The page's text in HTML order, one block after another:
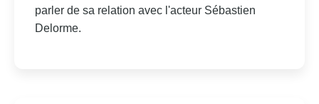
parler de sa relation avec l'acteur Sébastien
Delorme.